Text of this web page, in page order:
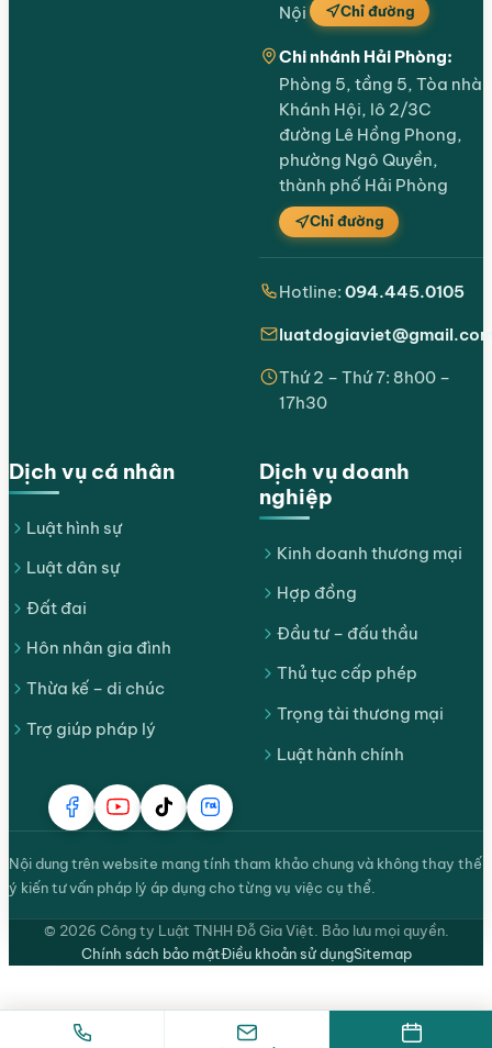
Dịch vụ cá nhân
Luật hình sự
Luật dân sự
Đất đai
Hôn nhân gia đình
Thừa kế – di chúc
Trợ giúp pháp lý
Dịch vụ doanh
nghiệp
Kinh doanh thương mại
Hợp đồng
Đầu tư – đấu thầu
Thủ tục cấp phép
Trọng tài thương mại
Luật hành chính
Nội
Chỉ đường
Chi nhánh Hải Phòng:
Phòng 5, tầng 5, Tòa nhà
Khánh Hội, lô 2/3C
đường Lê Hồng Phong,
phường Ngô Quyền,
thành phố Hải Phòng
Chỉ đường
Hotline: 094.445.0105
Thứ 2 – Thứ 7: 8h00 –
17h30
Nội dung trên website mang tính tham khảo chung và không thay thế
ý kiến tư vấn pháp lý áp dụng cho từng vụ việc cụ thể.
© 2026 Công ty Luật TNHH Đỗ Gia Việt. Bảo lưu mọi quyền.
Chính sách bảo mậtĐiều khoản sử dụngSitemap